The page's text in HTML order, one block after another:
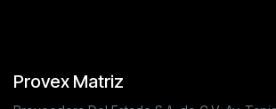
Provex Matriz